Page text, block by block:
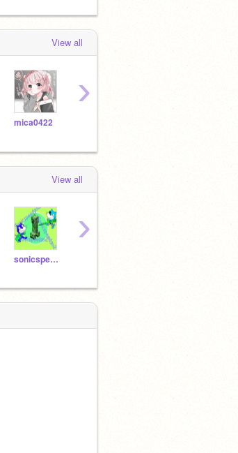
View all
mica0422
›
View all
sonicspeedgo21
›